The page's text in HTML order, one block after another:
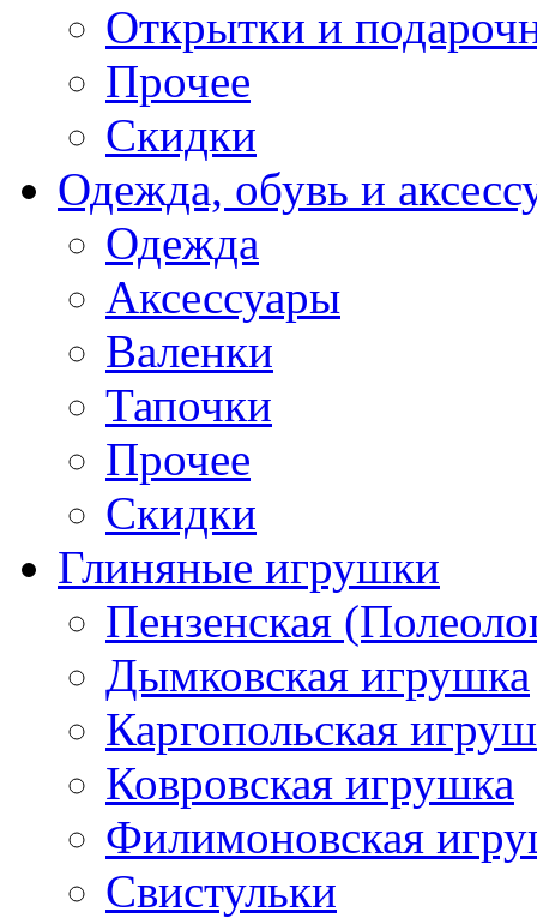
Открытки и
Прочее
Скидки
Одежда, обувь и
Одежда
Аксессуары
Валенки
Тапочки
Прочее
Скидки
Глиняные игрушки
Пензенская
Дымковская игрушка
Каргопольская
Ковровская игрушка
Филимоновская
Свистульки